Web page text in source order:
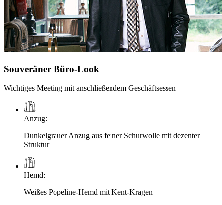
Souveräner Büro-Look
Wichtiges Meeting mit anschließendem Geschäftsessen
Anzug:
Dunkelgrauer Anzug aus feiner Schurwolle mit dezenter
Struktur
Hemd:
Weißes Popeline-Hemd mit Kent-Kragen